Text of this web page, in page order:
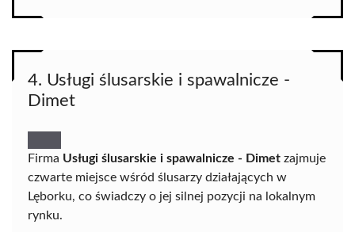
4. Usługi ślusarskie i spawalnicze -
Dimet
Firma Usługi ślusarskie i spawalnicze - Dimet zajmuje
czwarte miejsce wśród ślusarzy działających w
Lęborku, co świadczy o jej silnej pozycji na lokalnym
rynku.